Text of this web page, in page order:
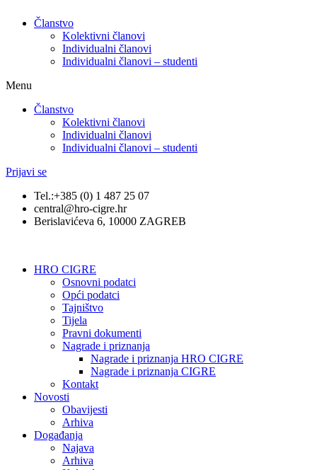
Članstvo
Kolektivni članovi
Individualni članovi
Individualni članovi – studenti
Menu
Članstvo
Kolektivni članovi
Individualni članovi
Individualni članovi – studenti
Prijavi se
Tel.:+385 (0) 1 487 25 07
central@hro-cigre.hr
Berislavićeva 6, 10000 ZAGREB
HRO CIGRE
Osnovni podatci​
Opći podatci
Tajništvo
Tijela
Pravni dokumenti
Nagrade i priznanja
Nagrade i priznanja HRO CIGRE
Nagrade i priznanja CIGRE
Kontakt
Novosti
Obavijesti
Arhiva
Događanja
Najava
Arhiva